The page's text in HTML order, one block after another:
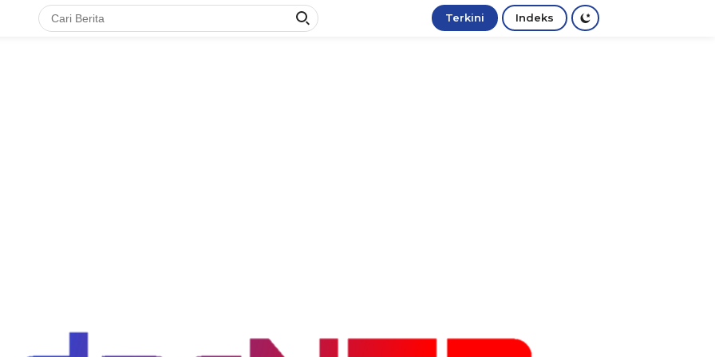
Terkini Indeks